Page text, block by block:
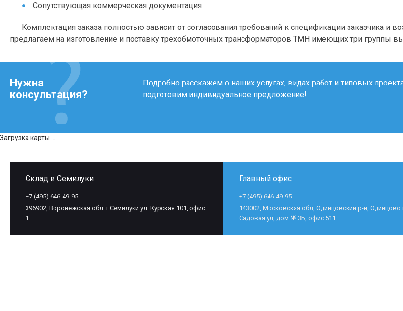
Сопутствующая коммерческая документация
Комплектация заказа полностью зависит от согласования требований к спецификации заказчика и
предлагаем на изготовление и поставку трехобмоточных трансформаторов ТМН имеющих три группы
Нужна
консультация?
Подробно расскажем о наших услугах, видах работ и типовых
подготовим индивидуальное предложение!
Склад в Семилуки
+7 (495) 646-49-95
396902, Воронежская обл. г.Семилуки ул. Курская 101, офис
1
Главный офис
+7 (495) 646-49-95
143002, Московская обл, Одинцовский р-н, Одинцово
Садовая ул, дом № 3Б, офис 511
Загрузка карты ...